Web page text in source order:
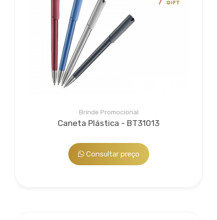
Brinde Promocional
Caneta Plástica - BT31013
Consultar preço